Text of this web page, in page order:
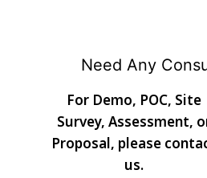
Need Any
For Demo, POC, Site
Survey, Assessment,
Proposal, please
us.